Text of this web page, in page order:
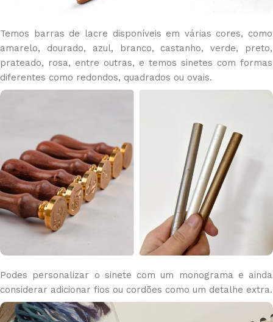
Temos barras de lacre disponíveis em várias cores, como
amarelo, dourado, azul, branco, castanho, verde, preto,
prateado, rosa, entre outras, e temos sinetes com formas
diferentes como redondos, quadrados ou ovais.
Podes personalizar o sinete com um monograma e ainda
considerar adicionar fios ou cordões como um detalhe extra.